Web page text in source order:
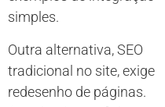
simples.
Outra alternativa, SEO
tradicional no site, exige
redesenho de páginas.